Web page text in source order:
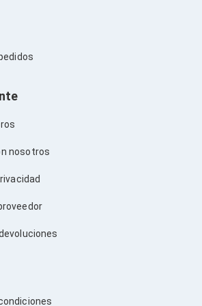
/ MP4
de Entretenimiento
para Proyectores
nosotros